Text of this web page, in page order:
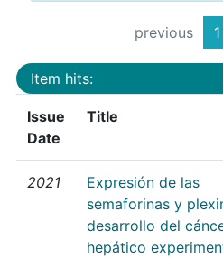
previous 1
Item hits:
Issue
Date
Title
2021
Expresión de las
semaforinas y
desarrollo del
hepático